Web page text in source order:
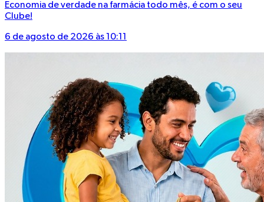
Economia de verdade na farmácia todo mês, é com o seu
Clube!
6 de agosto de 2026 às 10:11